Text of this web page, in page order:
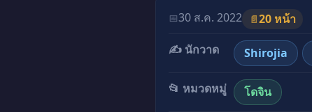
📅30 ส.ค. 2022 📄20 หน้า
✍️ นักวาด
Shirojia
📂 หมวดหมู่ โดจิน